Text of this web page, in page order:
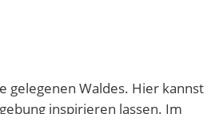
gelegenen Waldes. Hier kannst
inspirieren lassen. Im